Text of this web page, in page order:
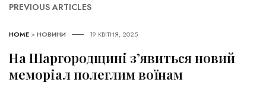
PREVIOUS ARTICLES
HOME >НОВИНИ 19 КВІТНЯ, 2025
На Шаргородщині з’явиться новий
меморіал полеглим воїнам